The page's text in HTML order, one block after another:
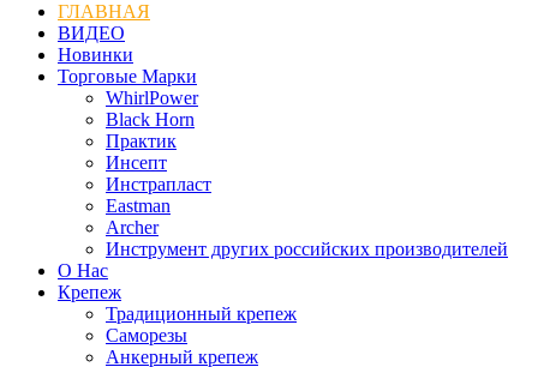
ГЛАВНАЯ
ВИДЕО
Новинки
Торговые Марки
WhirlPower
Black Horn
Практик
Инсепт
Инстрапласт
Eastman
Archer
Инструмент других российских производителей
О Нас
Крепеж
Традиционный крепеж
Саморезы
Анкерный крепеж